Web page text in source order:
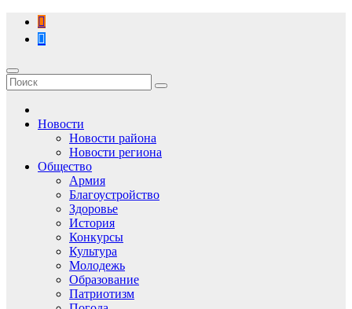
Перейти
содержимому
Новости
Новости района
Новости региона
Общество
Армия
Благоустройство
Здоровье
История
Конкурсы
Культура
Молодежь
Образование
Патриотизм